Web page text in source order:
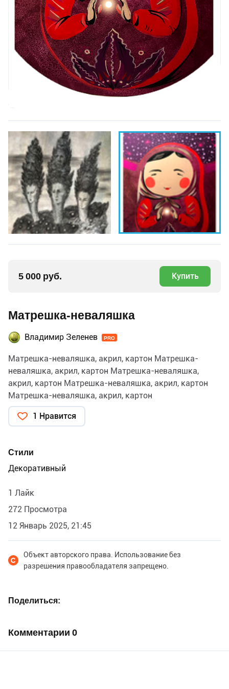
5 000 руб. Купить
Матрешка-неваляшка
Владимир Зеленев PRO
Матрешка-неваляшка, акрил, картон Матрешка-
неваляшка, акрил, картон Матрешка-неваляшка,
акрил, картон Матрешка-неваляшка, акрил, картон
Матрешка-неваляшка, акрил, картон
1 Нравится
Стили
Декоративный
1 Лайк
272 Просмотра
12 Январь 2025, 21:45
Объект авторского права. Использование без
разрешения правообладателя запрещено.
Поделиться
Комментарии 0